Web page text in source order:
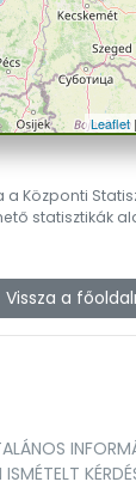
Leaflet
Központi
statisztikák
Vissza a
ISMÉTELT